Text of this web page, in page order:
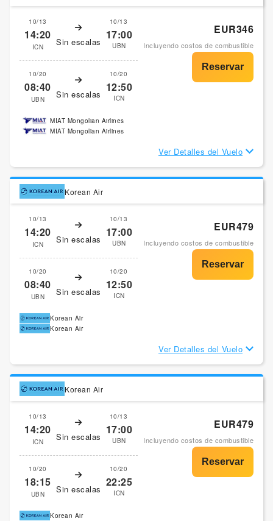
10/13
14:20
ICN Sin escalas
10/13
17:00
UBN
10/20
08:40
UBN Sin escalas
10/20
12:50
ICN
EUR346
Incluyendo costos de combustible
MIAT Mongolian Airlines
MIAT Mongolian Airlines
Ver Detalles del Vuelo
Korean Air
10/13
14:20
ICN Sin escalas
10/13
17:00
UBN
10/20
08:40
UBN Sin escalas
10/20
12:50
ICN
EUR479
Incluyendo costos de combustible
Korean Air
Korean Air
Ver Detalles del Vuelo
Korean Air
10/13
14:20
ICN Sin escalas
10/13
17:00
UBN
10/20
18:15
UBN Sin escalas
10/20
22:25
ICN
EUR479
Incluyendo costos de combustible
Korean Air